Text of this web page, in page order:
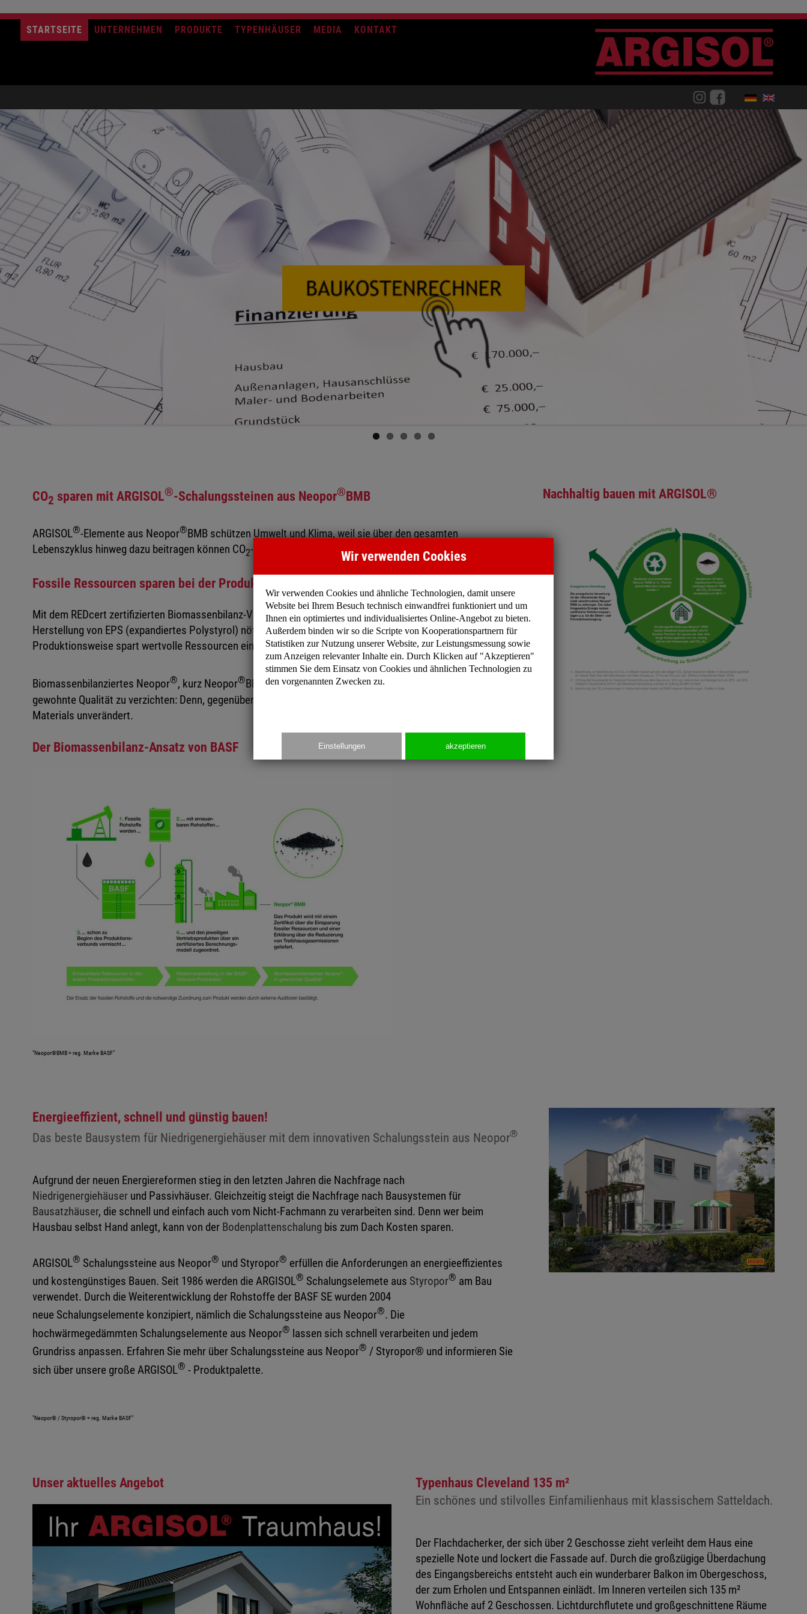
STARTSEITE UNTERNEHMEN PRODUKTE TYPENHÄUSER MEDIA KONTAKT
CO2 sparen mit ARGISOL®-Schalungssteinen aus Neopor®BMB
ARGISOL®-Elemente aus Neopor®BMB schützen Umwelt und Klima, weil sie über den gesamten
Lebenszyklus hinweg dazu beitragen können CO2-Emissionen zu reduzieren.
Fossile Ressourcen sparen bei der Produktion von EPS
Mit dem REDcert zertifizierten Biomassenbilanz-Verfahren (BMB) lassen sich fossile Rohstoffe, die zur
Herstellung von EPS (expandiertes Polystyrol) nötig sind, durch erneuerbare ersetzen. Eine solche
Produktionsweise spart wertvolle Ressourcen ein und reduziert zugleich die CO 2-Belastung.
Biomassenbilanziertes Neopor®, kurz Neopor®BMB, schont die Umwelt und das Klima, ohne dabei auf die
gewohnte Qualität zu verzichten: Denn, gegenüberseinem fossilen Pendant bleiben die Eigenschaften des
Materials unverändert.
Der Biomassenbilanz-Ansatz von BASF
"Neopor®BMB = reg. Marke BASF"
Nachhaltig bauen mit ARGISOL®
Energieeffizient, schnell und günstig bauen!
Das beste Bausystem für Niedrigenergiehäuser mit dem innovativen Schalungsstein aus Neopor®
Aufgrund der neuen Energiereformen stieg in den letzten Jahren die Nachfrage nach
Niedrigenergiehäuserund Passivhäuser. Gleichzeitig steigt die Nachfrage nach Bausystemen für
Bausatzhäuser, die schnell und einfach auch vom Nicht-Fachmann zu verarbeiten sind. Denn wer beim
Hausbau selbst Hand anlegt, kann von der Bodenplattenschalung bis zum Dach Kosten sparen.
ARGISOL® Schalungssteine aus Neopor® und Styropor® erfüllen die Anforderungen an energieeffizientes
und kostengünstiges Bauen. Seit 1986 werden die ARGISOL® Schalungselemete aus Styropor® am Bau
verwendet. Durch die Weiterentwicklung der Rohstoffe der BASF SE wurden 2004
neue Schalungselemente konzipiert, nämlich die Schalungssteine aus Neopor®. Die
hochwärmegedämmten Schalungselemente aus Neopor® lassen sich schnell verarbeiten und jedem
Grundriss anpassen. Erfahren Sie mehr über Schalungssteine aus Neopor® / Styropor® und informieren Sie
sich über unsere große ARGISOL® - Produktpalette.
"Neopor® / Styropor® = reg. Marke BASF"
Unser aktuelles Angebot Typenhaus Cleveland 135 m²
Ein schönes und stilvolles Einfamilienhaus mit klassischem Satteldach.
Der Flachdacherker, der sich über 2 Geschosse zieht verleiht dem Haus eine
spezielle Note und lockert die Fassade auf. Durch die großzügige Überdachung
des Eingangsbereichs entsteht auch ein wunderbarer Balkon im Obergeschoss,
der zum Erholen und Entspannen einlädt. Im Inneren verteilen sich 135 m²
Wohnfläche auf 2 Geschossen. Lichtdurchflutete und großgeschnittene Räume
Wir verwenden Cookies
Wir verwenden Cookies und ähnliche Technologien, damit unsere
Website bei Ihrem Besuch technisch einwandfrei funktioniert und um
Ihnen ein optimiertes und individualisiertes Online-Angebot zu bieten.
Außerdem binden wir so die Scripte von Kooperationspartnern für
Statistiken zur Nutzung unserer Website, zur Leistungsmessung sowie
zum Anzeigen relevanter Inhalte ein. Durch Klicken auf "Akzeptieren"
stimmen Sie dem Einsatz von Cookies und ähnlichen Technologien zu
den vorgenannten Zwecken zu.
Einstellungen akzeptieren